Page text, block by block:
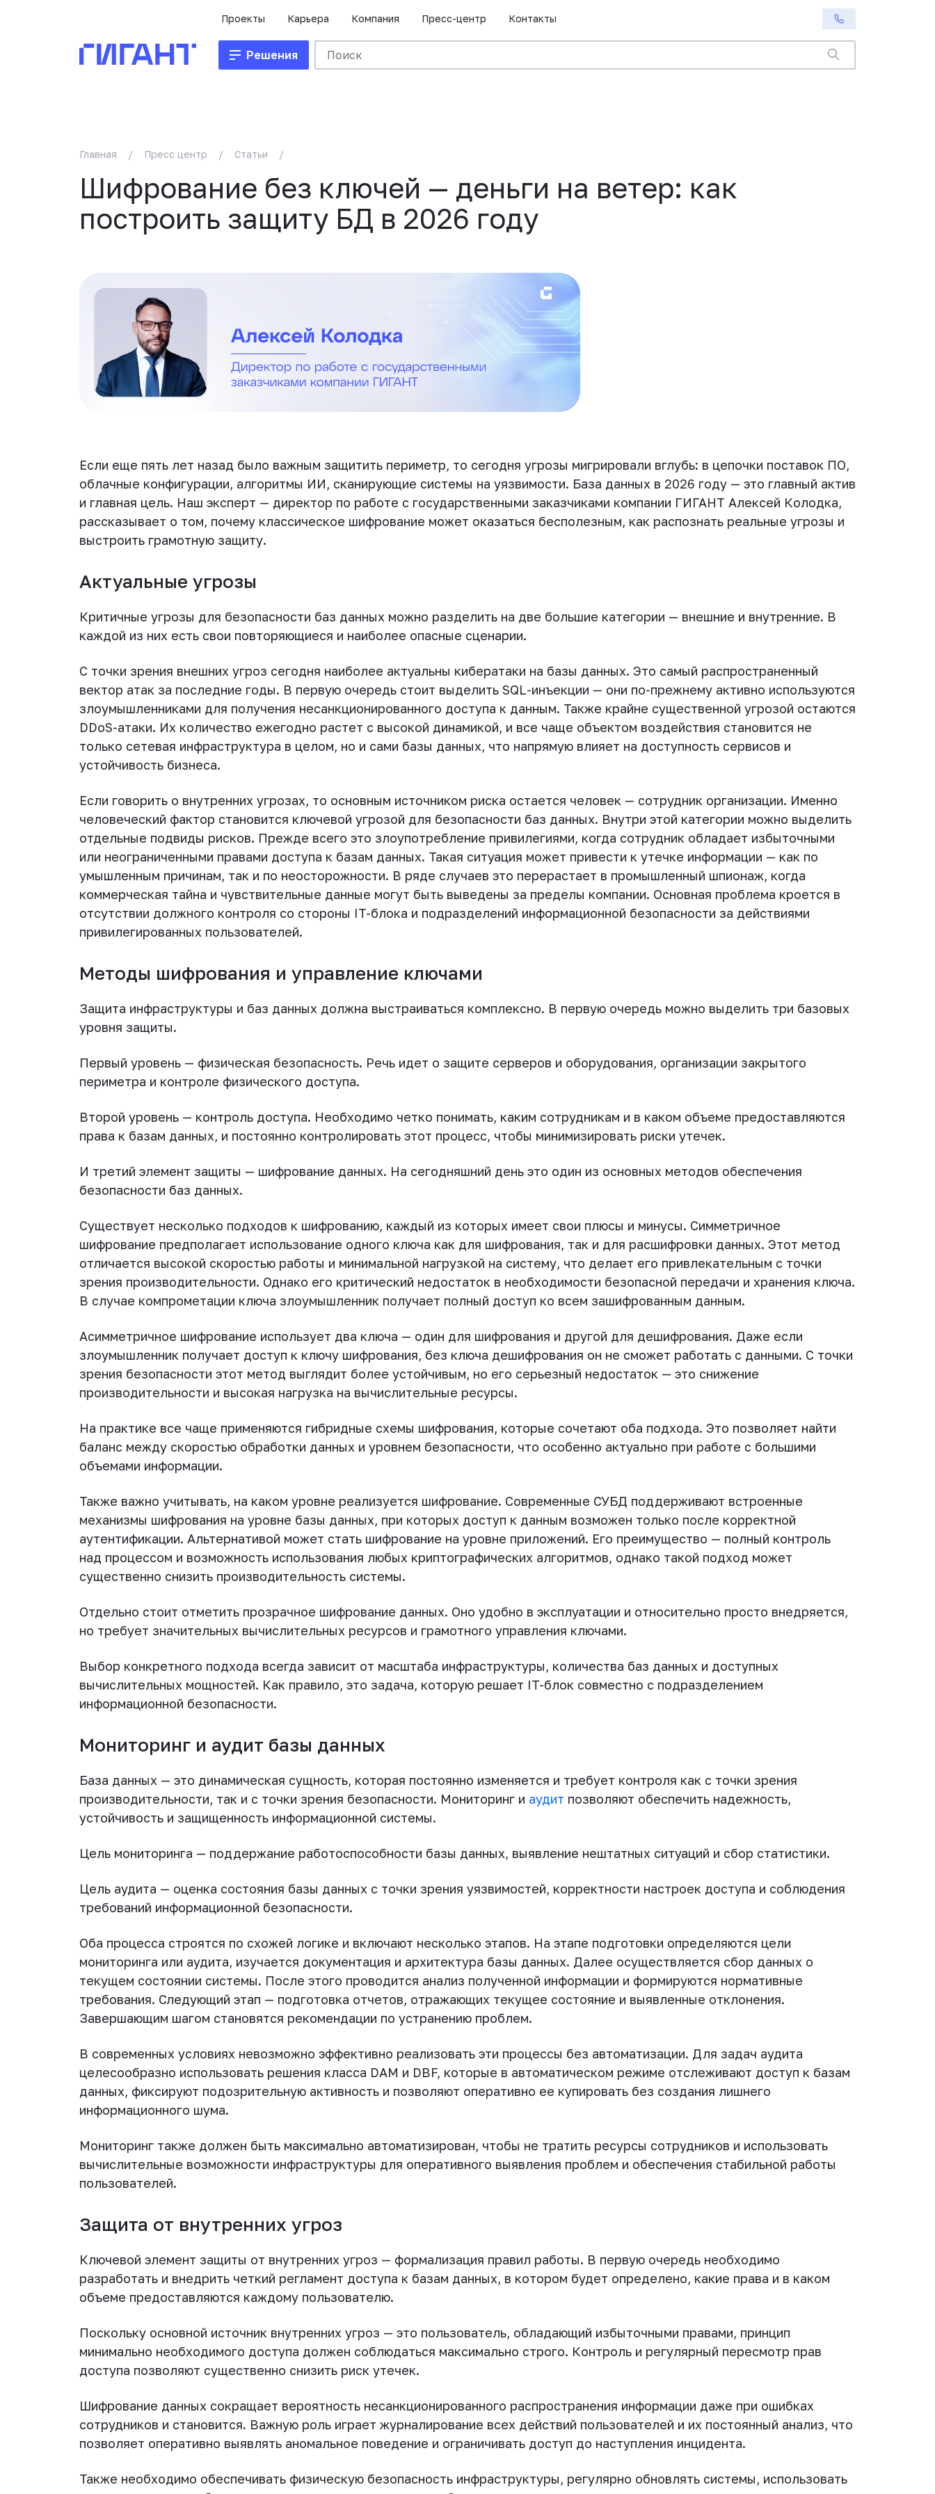
Проекты Карьера Компания Пресс-центр Контакты
Решения
Главная / Пресс центр / Статьи /
Шифрование без ключей — деньги на ветер: как
построить защиту БД в 2026 году
Если еще пять лет назад было важным защитить периметр, то сегодня угрозы мигрировали вглубь: в цепочки поставок ПО,
облачные конфигурации, алгоритмы ИИ, сканирующие системы на уязвимости. База данных в 2026 году — это главный актив
и главная цель. Наш эксперт — директор по работе с государственными заказчиками компании ГИГАНТ Алексей Колодка,
рассказывает о том, почему классическое шифрование может оказаться бесполезным, как распознать реальные угрозы и
выстроить грамотную защиту.
Актуальные угрозы
Критичные угрозы для безопасности баз данных можно разделить на две большие категории — внешние и внутренние. В
каждой из них есть свои повторяющиеся и наиболее опасные сценарии.
С точки зрения внешних угроз сегодня наиболее актуальны кибератаки на базы данных. Это самый распространенный
вектор атак за последние годы. В первую очередь стоит выделить SQL-инъекции — они по-прежнему активно используются
злоумышленниками для получения несанкционированного доступа к данным. Также крайне существенной угрозой остаются
DDoS-атаки. Их количество ежегодно растет с высокой динамикой, и все чаще объектом воздействия становится не
только сетевая инфраструктура в целом, но и сами базы данных, что напрямую влияет на доступность сервисов и
устойчивость бизнеса.
Если говорить о внутренних угрозах, то основным источником риска остается человек — сотрудник организации. Именно
человеческий фактор становится ключевой угрозой для безопасности баз данных. Внутри этой категории можно выделить
отдельные подвиды рисков. Прежде всего это злоупотребление привилегиями, когда сотрудник обладает избыточными
или неограниченными правами доступа к базам данных. Такая ситуация может привести к утечке информации — как по
умышленным причинам, так и по неосторожности. В ряде случаев это перерастает в промышленный шпионаж, когда
коммерческая тайна и чувствительные данные могут быть выведены за пределы компании. Основная проблема кроется в
отсутствии должного контроля со стороны IT-блока и подразделений информационной безопасности за действиями
привилегированных пользователей.
Методы шифрования и управление ключами
Защита инфраструктуры и баз данных должна выстраиваться комплексно. В первую очередь можно выделить три базовых
уровня защиты.
Первый уровень — физическая безопасность. Речь идет о защите серверов и оборудования, организации закрытого
периметра и контроле физического доступа.
Второй уровень — контроль доступа. Необходимо четко понимать, каким сотрудникам и в каком объеме предоставляются
права к базам данных, и постоянно контролировать этот процесс, чтобы минимизировать риски утечек.
И третий элемент защиты — шифрование данных. На сегодняшний день это один из основных методов обеспечения
безопасности баз данных.
Существует несколько подходов к шифрованию, каждый из которых имеет свои плюсы и минусы. Симметричное
шифрование предполагает использование одного ключа как для шифрования, так и для расшифровки данных. Этот метод
отличается высокой скоростью работы и минимальной нагрузкой на систему, что делает его привлекательным с точки
зрения производительности. Однако его критический недостаток в необходимости безопасной передачи и хранения ключа.
В случае компрометации ключа злоумышленник получает полный доступ ко всем зашифрованным данным.
Асимметричное шифрование использует два ключа — один для шифрования и другой для дешифрования. Даже если
злоумышленник получает доступ к ключу шифрования, без ключа дешифрования он не сможет работать с данными. С точки
зрения безопасности этот метод выглядит более устойчивым, но его серьезный недостаток — это снижение
производительности и высокая нагрузка на вычислительные ресурсы.
На практике все чаще применяются гибридные схемы шифрования, которые сочетают оба подхода. Это позволяет найти
баланс между скоростью обработки данных и уровнем безопасности, что особенно актуально при работе с большими
объемами информации.
Также важно учитывать, на каком уровне реализуется шифрование. Современные СУБД поддерживают встроенные
механизмы шифрования на уровне базы данных, при которых доступ к данным возможен только после корректной
аутентификации. Альтернативой может стать шифрование на уровне приложений. Его преимущество — полный контроль
над процессом и возможность использования любых криптографических алгоритмов, однако такой подход может
существенно снизить производительность системы.
Отдельно стоит отметить прозрачное шифрование данных. Оно удобно в эксплуатации и относительно просто внедряется,
но требует значительных вычислительных ресурсов и грамотного управления ключами.
Выбор конкретного подхода всегда зависит от масштаба инфраструктуры, количества баз данных и доступных
вычислительных мощностей. Как правило, это задача, которую решает IT-блок совместно с подразделением
информационной безопасности.
Мониторинг и аудит базы данных
База данных — это динамическая сущность, которая постоянно изменяется и требует контроля как с точки зрения
производительности, так и с точки зрения безопасности. Мониторинг и аудит позволяют обеспечить надежность,
устойчивость и защищенность информационной системы.
Цель мониторинга — поддержание работоспособности базы данных, выявление нештатных ситуаций и сбор статистики.
Цель аудита — оценка состояния базы данных с точки зрения уязвимостей, корректности настроек доступа и соблюдения
требований информационной безопасности.
Оба процесса строятся по схожей логике и включают несколько этапов. На этапе подготовки определяются цели
мониторинга или аудита, изучается документация и архитектура базы данных. Далее осуществляется сбор данных о
текущем состоянии системы. После этого проводится анализ полученной информации и формируются нормативные
требования. Следующий этап — подготовка отчетов, отражающих текущее состояние и выявленные отклонения.
Завершающим шагом становятся рекомендации по устранению проблем.
В современных условиях невозможно эффективно реализовать эти процессы без автоматизации. Для задач аудита
целесообразно использовать решения класса DAM и DBF, которые в автоматическом режиме отслеживают доступ к базам
данных, фиксируют подозрительную активность и позволяют оперативно ее купировать без создания лишнего
информационного шума.
Мониторинг также должен быть максимально автоматизирован, чтобы не тратить ресурсы сотрудников и использовать
вычислительные возможности инфраструктуры для оперативного выявления проблем и обеспечения стабильной работы
пользователей.
Защита от внутренних угроз
Ключевой элемент защиты от внутренних угроз — формализация правил работы. В первую очередь необходимо
разработать и внедрить четкий регламент доступа к базам данных, в котором будет определено, какие права и в каком
объеме предоставляются каждому пользователю.
Поскольку основной источник внутренних угроз — это пользователь, обладающий избыточными правами, принцип
минимально необходимого доступа должен соблюдаться максимально строго. Контроль и регулярный пересмотр прав
доступа позволяют существенно снизить риск утечек.
Шифрование данных сокращает вероятность несанкционированного распространения информации даже при ошибках
сотрудников и становится. Важную роль играет журналирование всех действий пользователей и их постоянный анализ, что
позволяет оперативно выявлять аномальное поведение и ограничивать доступ до наступления инцидента.
Также необходимо обеспечивать физическую безопасность инфраструктуры, регулярно обновлять системы, использовать